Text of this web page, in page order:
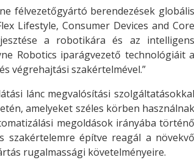
félvezetőgyártó berendezések globális
Lifestyle, Consumer Devices and Core
a robotikára és az intelligens
Robotics iparágvezető technológiáit a
végrehajtási szakértelmével.”
lánc megvalósítási szolgáltatásokkal
amelyeket széles körben használnak
megoldások irányába történő
szakértelemre építve reagál a növekvő
rugalmassági követelményeire.